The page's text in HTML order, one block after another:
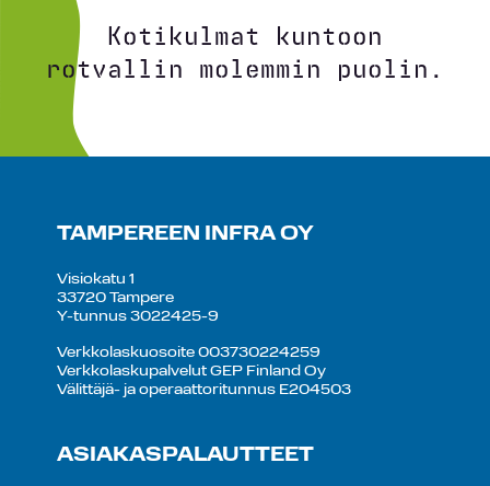
Kotikulmat kuntoon
rotvallin molemmin puolin.
TAMPEREEN INFRA OY
Visiokatu 1
33720 Tampere
Y-tunnus 3022425-9
Verkkolaskuosoite 003730224259
Verkkolaskupalvelut GEP Finland Oy
Välittäjä- ja operaattoritunnus E204503
ASIAKASPALAUTTEET